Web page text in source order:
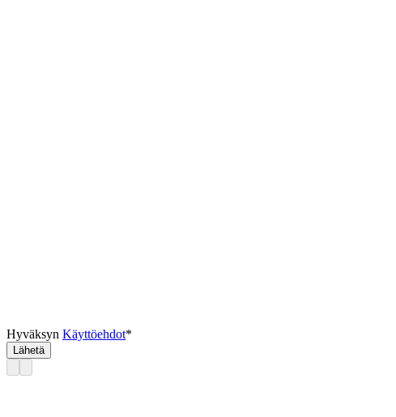
Hyväksyn Käyttöehdot*
Lähetä